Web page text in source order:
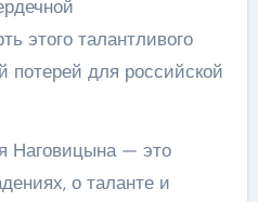
этого талантливого
потерей для российской
Наговицына — это
о таланте и